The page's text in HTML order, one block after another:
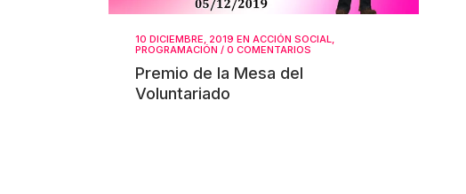
10 DICIEMBRE, 2019 EN ACCIÓN SOCIAL,
PROGRAMACIÓN / 0 COMENTARIOS
Premio de la Mesa del
Voluntariado